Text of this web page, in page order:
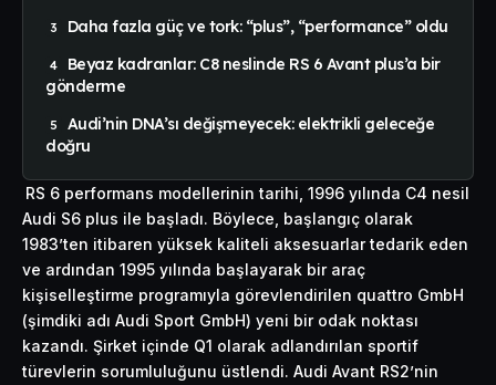
Daha fazla güç ve tork: “plus”, “performance” oldu
Beyaz kadranlar: C8 neslinde RS 6 Avant plus’a bir
gönderme
Audi’nin DNA’sı değişmeyecek: elektrikli geleceğe
doğru
RS 6 performans modellerinin tarihi, 1996 yılında C4 nesil
Audi S6 plus ile başladı. Böylece, başlangıç olarak
1983’ten itibaren yüksek kaliteli aksesuarlar tedarik eden
ve ardından 1995 yılında başlayarak bir araç
kişiselleştirme programıyla görevlendirilen quattro GmbH
(şimdiki adı Audi Sport GmbH) yeni bir odak noktası
kazandı. Şirket içinde Q1 olarak adlandırılan sportif
türevlerin sorumluluğunu üstlendi. Audi Avant RS2’nin